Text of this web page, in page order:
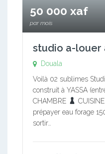
50 000 xaf
par mois
studio a-louer
Douala
Voilà 02 sublimes
construit à YASSA
CHAMBRE
CUISINE
prépayer eau forage
sortir…